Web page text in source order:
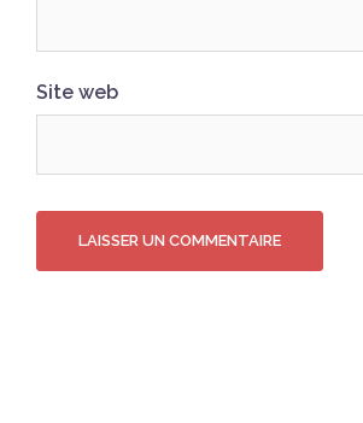
Site web